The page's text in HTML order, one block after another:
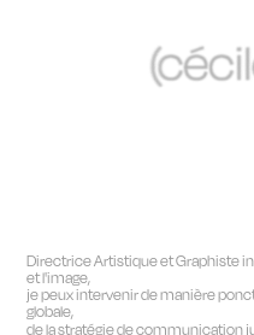
Directrice Artistique et Graphiste
et l'image,
je peux intervenir de manière
globale,
de la stratégie de communication